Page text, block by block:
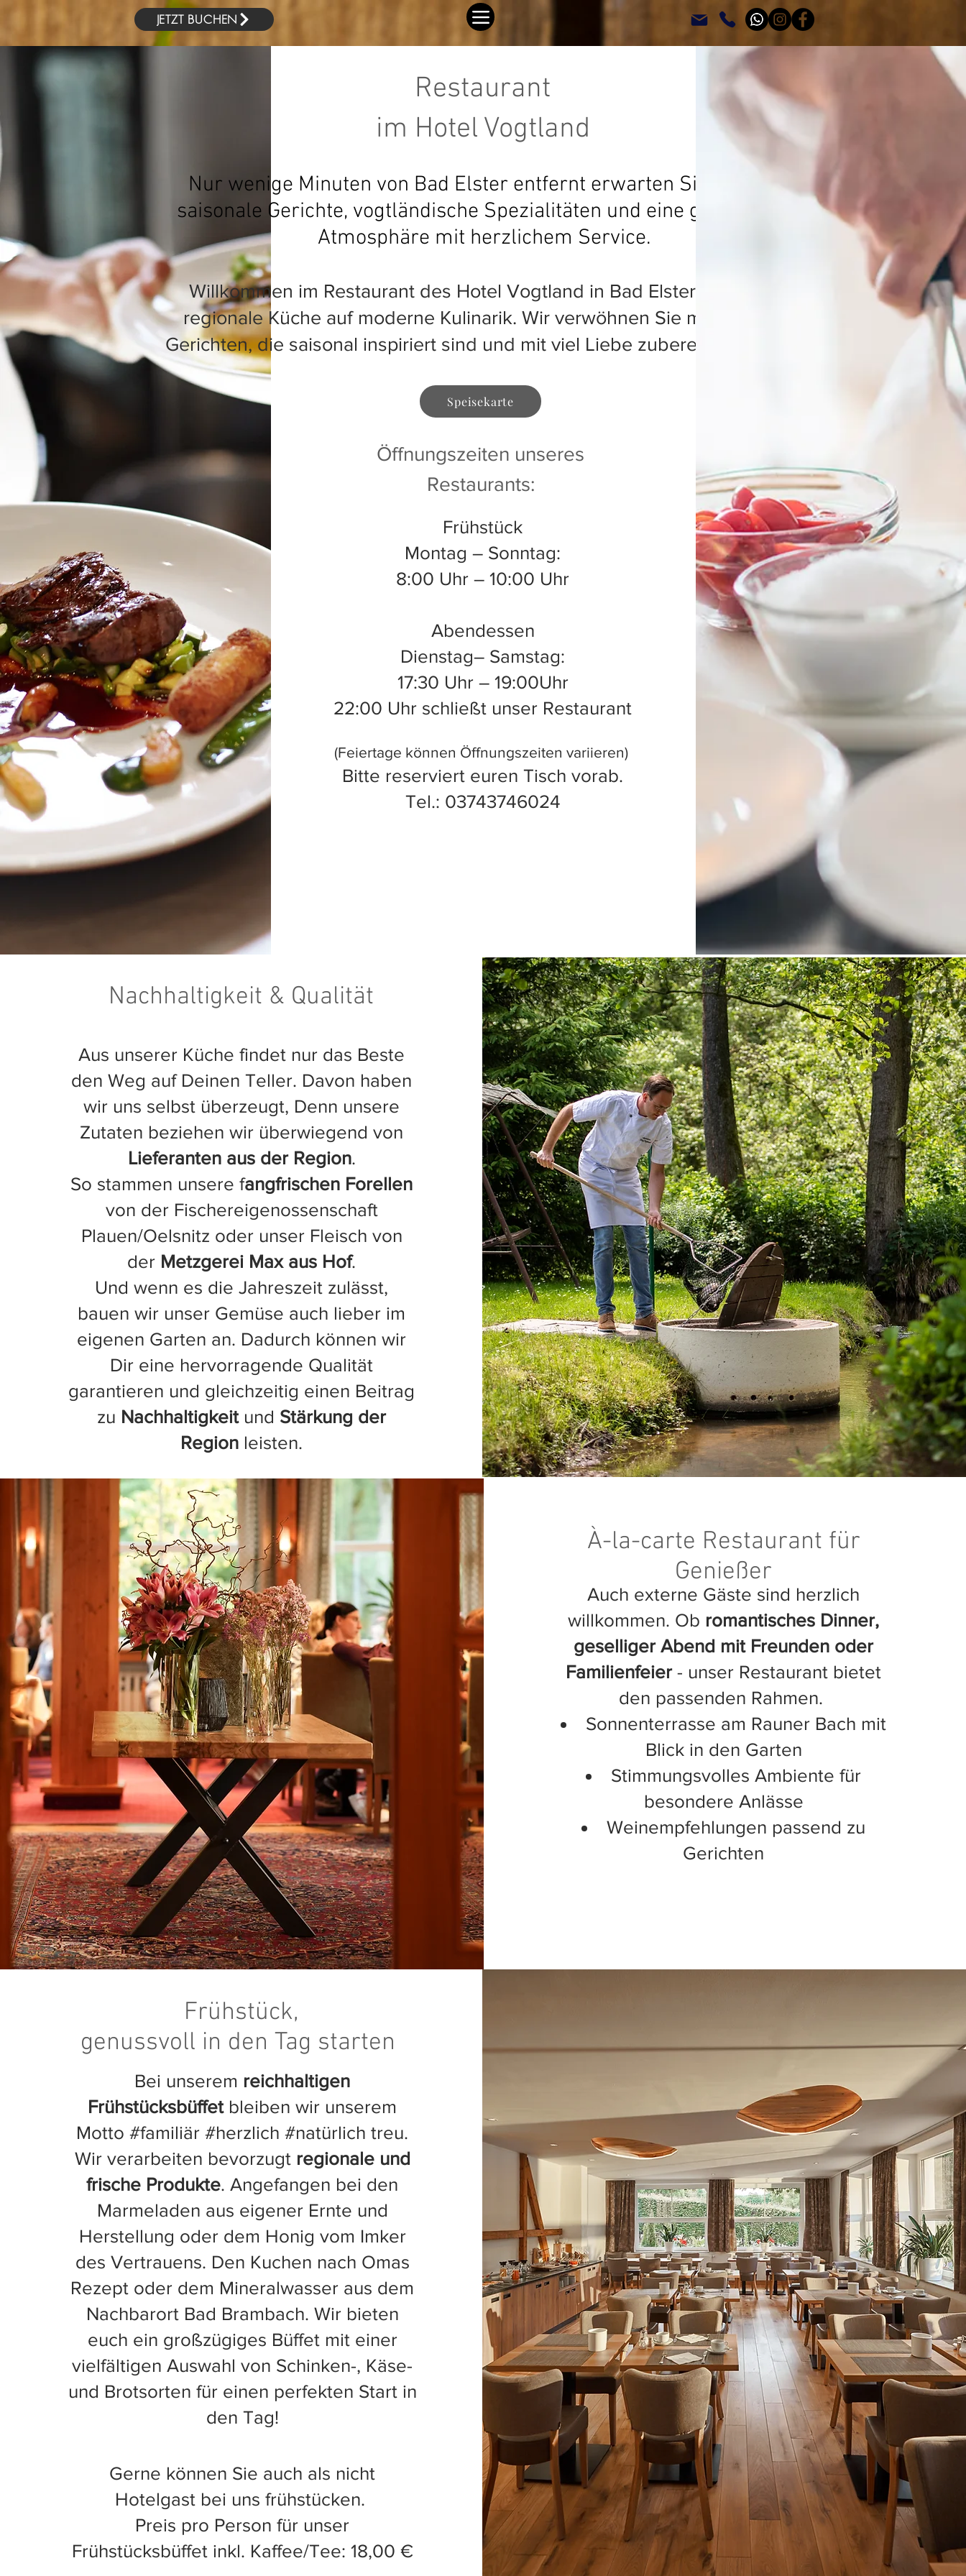
JETZT BUCHEN
Restaurant
im Hotel Vogtland
Nur wenige Minuten von Bad Elster entfernt erwarten Sie frische,
saisonale Gerichte, vogtländische Spezialitäten und eine gemütliche
Atmosphäre mit herzlichem Service.
Willkommen im Restaurant des Hotel Vogtland in Bad Elster. Hier trifft
regionale Küche auf moderne Kulinarik. Wir verwöhnen Sie mit frischen
Gerichten, die saisonal inspiriert sind und mit viel Liebe zubereitet werden.
Speisekarte
Öffnungszeiten unseres
Restaurants:
Frühstück
Montag – Sonntag:
8:00 Uhr – 10:00 Uhr
Abendessen
Dienstag– Samstag:
17:30 Uhr – 19:00Uhr
22:00 Uhr schließt unser Restaurant
​(Feiertage können Öffnungszeiten variieren)
Bitte reserviert euren Tisch vorab.
​Tel.: 03743746024
Nachhaltigkeit & Qualität
Aus unserer Küche findet nur das Beste
den Weg auf Deinen Teller. Davon haben
wir uns selbst überzeugt, Denn unsere
Zutaten beziehen wir überwiegend von
Lieferanten aus der Region.
So stammen unsere fangfrischen Forellen
von der Fischereigenossenschaft
Plauen/Oelsnitz oder unser Fleisch von
der Metzgerei Max aus Hof.
Und wenn es die Jahreszeit zulässt,
bauen wir unser Gemüse auch lieber im
eigenen Garten an. Dadurch können wir
Dir eine hervorragende Qualität
garantieren und gleichzeitig einen Beitrag
zu Nachhaltigkeit und Stärkung der
Region leisten.
À-la-carte Restaurant für
Genießer
Auch externe Gäste sind herzlich
willkommen. Ob romantisches Dinner,
geselliger Abend mit Freunden oder
Familienfeier- unser Restaurant bietet
den passenden Rahmen.
Sonnenterrasse am Rauner Bach mit
Blick in den Garten
Stimmungsvolles Ambiente für
besondere Anlässe
Weinempfehlungen passend zu
Gerichten
Frühstück,
genussvoll in den Tag starten
Bei unserem reichhaltigen
Frühstücksbüffetbleiben wir unserem
Motto #familiär #herzlich #natürlich treu.
Wir verarbeiten bevorzugt regionale und
frische Produkte. Angefangen bei den
Marmeladen aus eigener Ernte und
Herstellung oder dem Honig vom Imker
des Vertrauens. Den Kuchen nach Omas
Rezept oder dem Mineralwasser aus dem
Nachbarort Bad Brambach. Wir bieten
euch ein großzügiges Büffet mit einer
vielfältigen Auswahl von Schinken-, Käse-
und Brotsorten für einen perfekten Start in
den Tag!
Gerne können Sie auch als nicht
Hotelgast bei uns frühstücken.
Preis pro Person für unser
Frühstücksbüffet inkl. Kaffee/Tee: 18,00 €